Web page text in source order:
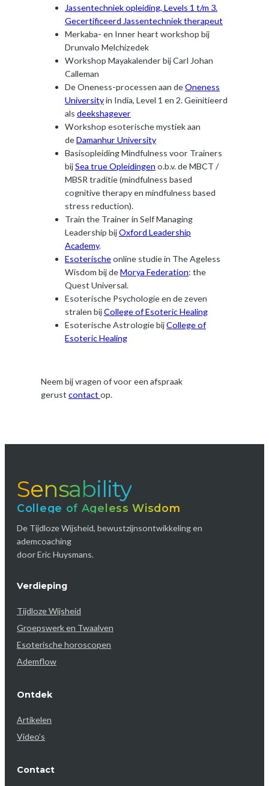
Jassentechniek opleiding, Levels 1 t/m 3.
Gecertificeerd Jassentechniek therapeut
Merkaba- en Inner heart workshop bij
Drunvalo Melchizedek
Workshop Mayakalender bij Carl Johan
Calleman
De Oneness-processen aan deOneness
Universityin India, Level 1 en 2. Geïnitieerd
als deekshagever
Workshop esoterische mystiek aan
deDamanhur University
Basisopleiding Mindfulness voor Trainers
bijSea true Opleidingen o.b.v. de MBCT /
MBSR traditie (mindfulness based
cognitive therapy en mindfulness based
stress reduction).
Train the Trainer in Self Managing
Leadership bijOxford Leadership
Academy.
Esoterischeonline studie in The Ageless
Wisdom bij deMorya Federation: the
Quest Universal.
Esoterische Psychologie en de zeven
stralen bijCollege of Esoteric Healing
Esoterische Astrologie bijCollege of
Esoteric Healing
Neem bij vragen of voor een afspraak
gerustcontactop.
Sensability
College of Ageless Wisdom
De Tijdloze Wijsheid, bewustzijnsontwikkeling en
ademcoaching
door Eric Huysmans.
Verdieping
Tijdloze Wijsheid
Groepswerk en Twaalven
Esoterische horoscopen
Ademflow
Ontdek
Artikelen
Video’s
Contact